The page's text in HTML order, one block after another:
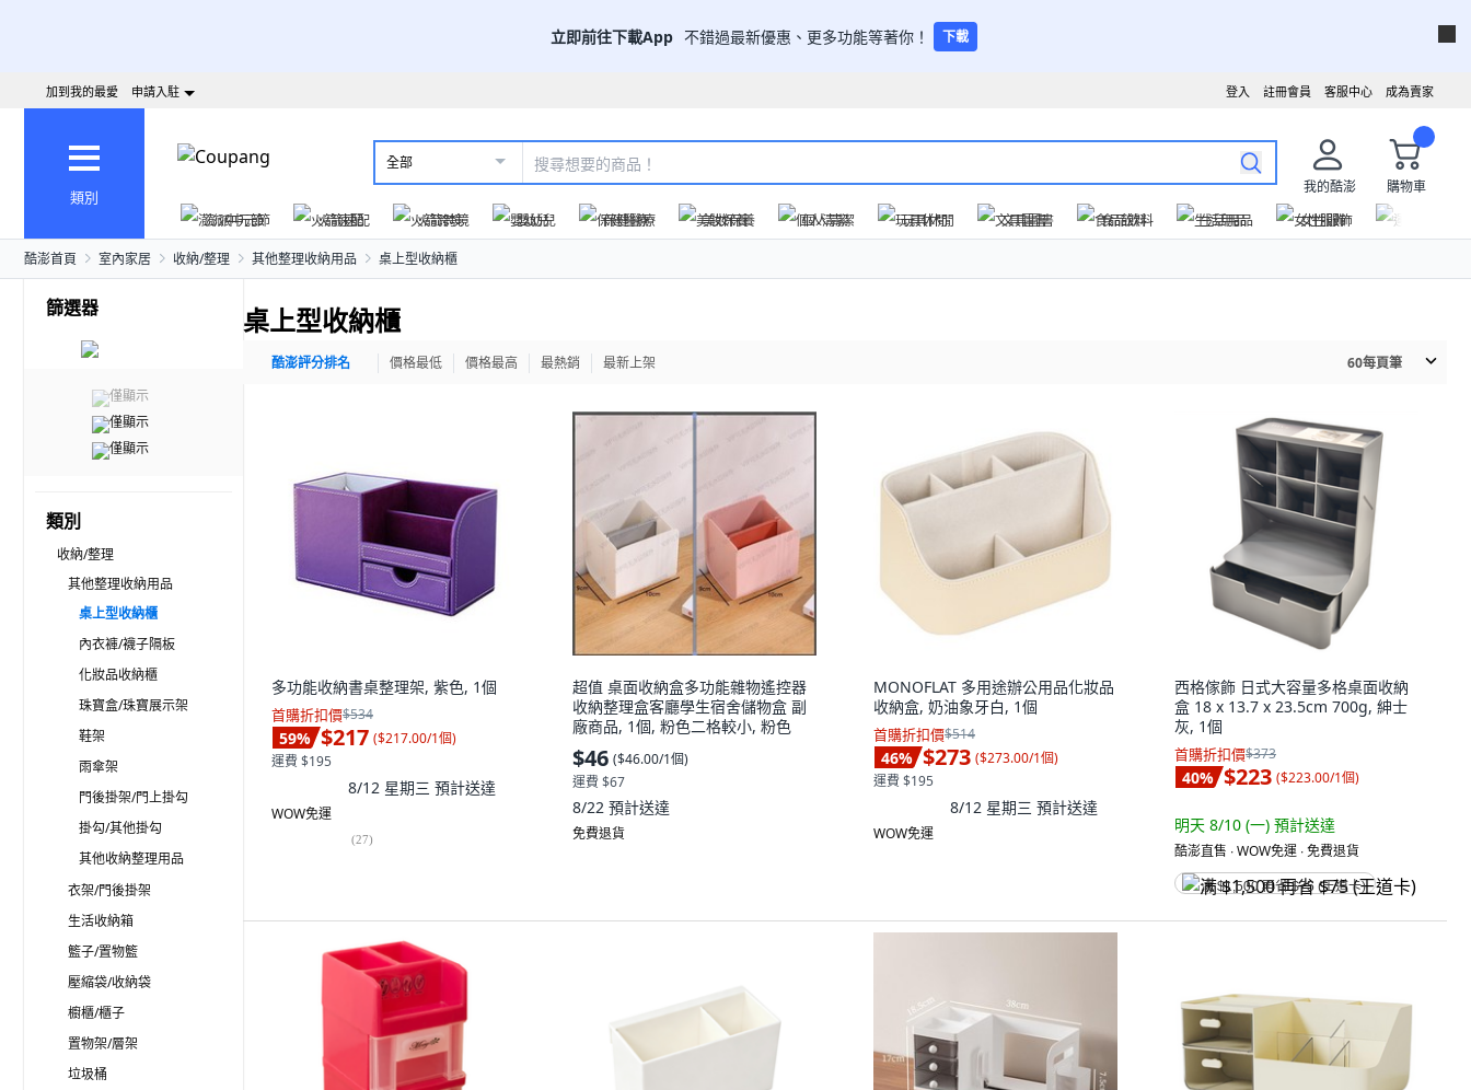
立即前往下載App 不錯過最新優惠、更多功能等著你！ 下載
成為賣家
客服中心
註冊會員
登入
加到我的最愛 申請入駐
類別
全部
我的酷澎
購物車
澎派中元節
火箭速配 火箭跨境 嬰幼兒 保健醫療 美妝保養 個人清潔 玩具休閒 文具圖書 食品飲料 生活用品 女性服飾
酷澎首頁 室內家居 收納/整理 其他整理收納用品 桌上型收納櫃
篩選器
僅顯示
僅顯示
僅顯示
類別
收納/整理
其他整理收納用品
桌上型收納櫃
內衣褲/襪子隔板
化妝品收納櫃
珠寶盒/珠寶展示架
鞋架
雨傘架
門後掛架/門上掛勾
掛勾/其他掛勾
其他收納整理用品
衣架/門後掛架
生活收納箱
籃子/置物籃
壓縮袋/收納袋
櫥櫃/櫃子
置物架/層架
垃圾桶
桌上型收納櫃
酷澎評分排名 價格最低 價格最高 最熱銷 最新上架 60每頁筆
多功能收納書桌整理架, 紫色, 1個
首購折扣價$534
59% $217 ($217.00/1個)
運費 $195
8/12 星期三 預計送達
WOW免運
(27)
超值 桌面收納盒多功能雜物遙控器
收納整理盒客廳學生宿舍儲物盒 副
廠商品, 1個, 粉色二格較小, 粉色
$46 ($46.00/1個)
運費 $67
8/22 預計送達
免費退貨
MONOFLAT 多用途辦公用品化妝品
收納盒, 奶油象牙白, 1個
首購折扣價$514
46% $273 ($273.00/1個)
運費 $195
8/12 星期三 預計送達
WOW免運
西格傢飾 日式大容量多格桌面收納
盒 18 x 13.7 x 23.5cm 700g, 紳士
灰, 1個
首購折扣價$373
40% $223 ($223.00/1個)
明天 8/10 (一) 預計送達
酷澎直售 ∙ WOW免運 ∙ 免費退貨
满 $1,500 再省 $75 (王道卡)